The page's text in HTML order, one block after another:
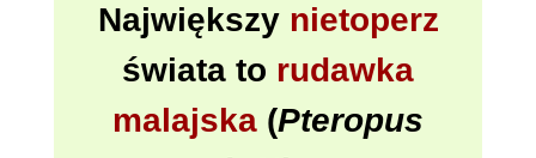
Największy nietoperz
świata to rudawka
malajska (Pteropus